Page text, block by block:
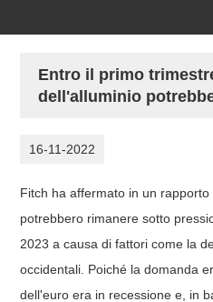
Entro il primo
dell'alluminio
16-11-2022
Fitch ha affermato in un
potrebbero rimanere sotto
2023 a causa di fattori come la
occidentali. Poiché la domanda
dell'euro era in recessione e, in